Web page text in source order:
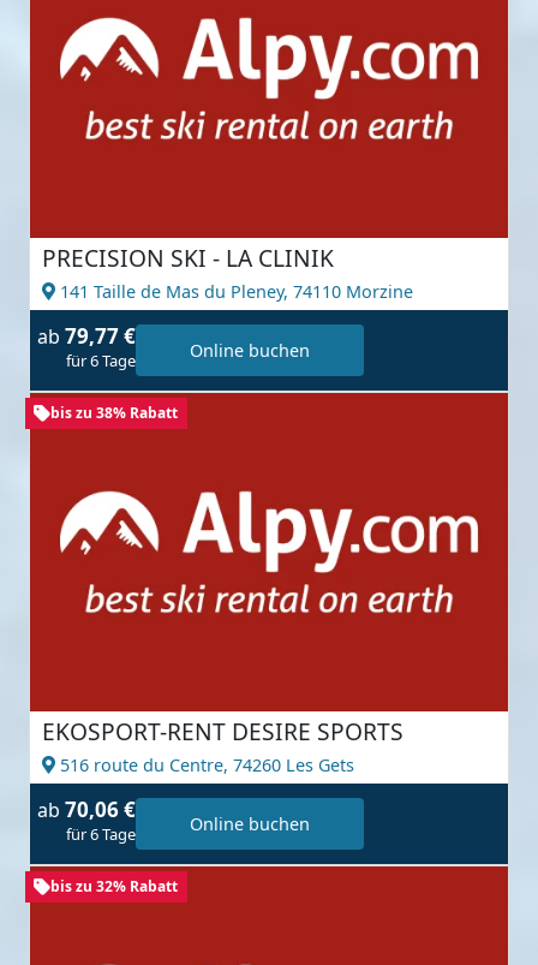
PRECISION SKI - LA CLINIK
141 Taille de Mas du Pleney, 74110 Morzine
ab 79,77 €
für 6 Tage Online buchen
bis zu 38% Rabatt
EKOSPORT-RENT DESIRE SPORTS
516 route du Centre, 74260 Les Gets
ab 70,06 €
für 6 Tage Online buchen
bis zu 32% Rabatt